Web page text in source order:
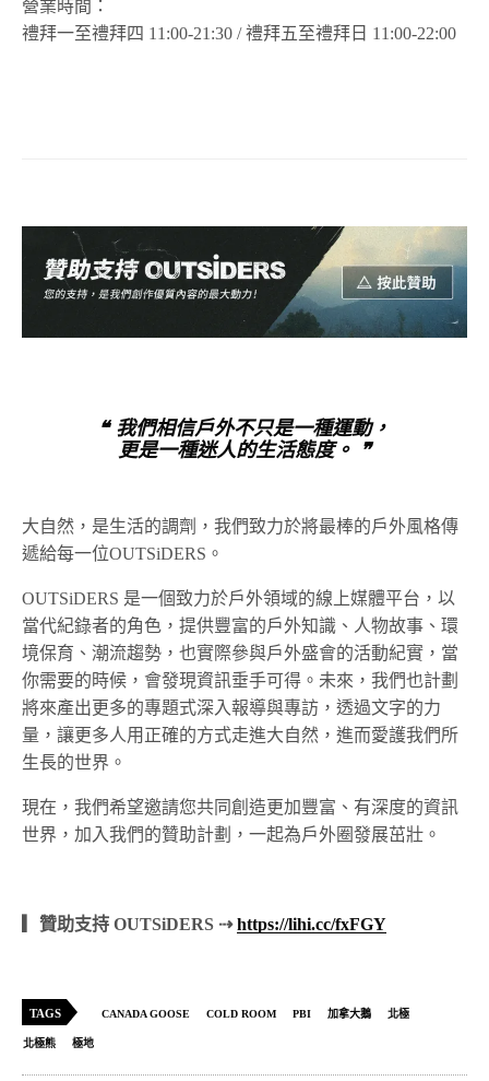
營業時間：
禮拜一至禮拜四 11:00-21:30 / 禮拜五至禮拜日 11:00-22:00
❝ 我們相信戶外不只是一種運動，
更是一種迷人的生活態度。 ❞
大自然，是生活的調劑，我們致力於將最棒的戶外風格傳
遞給每一位OUTSiDERS。
OUTSiDERS 是一個致力於戶外領域的線上媒體平台，以
當代紀錄者的角色，提供豐富的戶外知識、人物故事、環
境保育、潮流趨勢，也實際參與戶外盛會的活動紀實，當
你需要的時候，會發現資訊垂手可得。未來，我們也計劃
將來產出更多的專題式深入報導與專訪，透過文字的力
量，讓更多人用正確的方式走進大自然，進而愛護我們所
生長的世界。
現在，我們希望邀請您共同創造更加豐富、有深度的資訊
世界，加入我們的贊助計劃，一起為戶外圈發展茁壯。
▎贊助支持 OUTSiDERS ⇢https://lihi.cc/fxFGY
TAGS CANADA GOOSE COLD ROOM PBI 加拿大鵝 北極
北極熊 極地